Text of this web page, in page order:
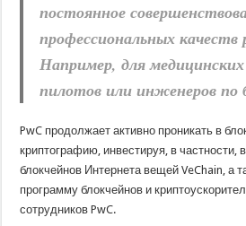
постоянное
профессиональных качеств
Например, для
пилотов или инженеров по
PwC продолжает активно проникать в
криптографию, инвестируя, в частности,
блокчейнов Интернета вещей VeChain, а
программу блокчейнов и
сотрудников PwC.